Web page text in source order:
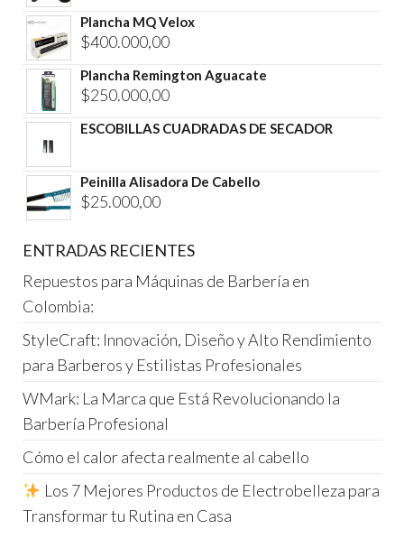
Plancha MQ Velox
$400.000,00
Plancha Remington Aguacate
$250.000,00
ESCOBILLAS CUADRADAS DE SECADOR
Peinilla Alisadora De Cabello
$25.000,00
ENTRADAS RECIENTES
Repuestos para Máquinas de Barbería en
Colombia:
StyleCraft: Innovación, Diseño y Alto Rendimiento
para Barberos y Estilistas Profesionales
WMark: La Marca que Está Revolucionando la
Barbería Profesional
Cómo el calor afecta realmente al cabello
Los 7 Mejores Productos de Electrobelleza para
Transformar tu Rutina en Casa